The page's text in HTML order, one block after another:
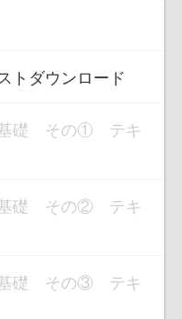
ダウンロード
基礎 その① テキ
基礎 その② テキ
基礎 その③ テキ